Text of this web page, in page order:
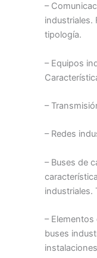
–
industriales.
tipología.
– Equipos
–
– Redes
– Buses de
industriales.
–
buses